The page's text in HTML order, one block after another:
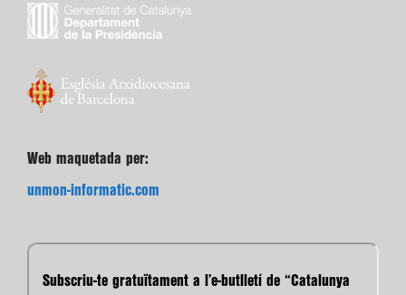
Web maquetada per:
unmon-informatic.com
Subscriu-te gratuïtament a l’e-butlletí de “Catalunya